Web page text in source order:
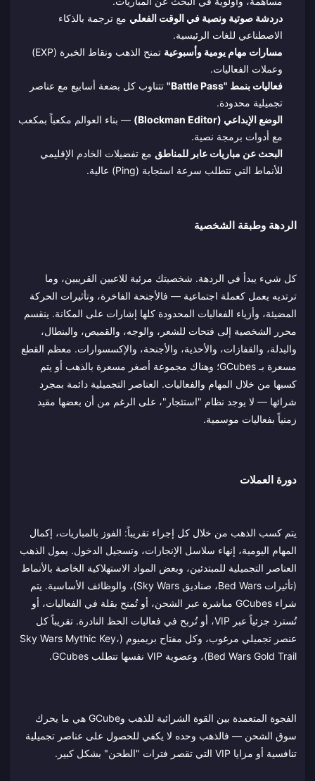
دردشة صوتية ونصية في الوقت الفعلي مع ترجمة بالذكاء
الاصطناعي للغات الرئيسية.
مسارات مهام يومية وأسبوعية
تمنح الذهب ونقاط الخبرة (EXP)
وعملات الفعاليات.
فعاليات بنمط "Battle Pass"
تتناوب كل بضعة أسابيع مع عناصر
تجميلية محدودة.
الوضع الإبداعي (Blockman Editor)
— بناء العوالم مكعباً بمكعب
مع أدوات برمجة نصية.
البحث عن مباريات عابر للمناطق مع تفضيلات الخادم الإقليمي
للأنماط التي تتطلب سرعة استجابة (Ping) عالية.
الردهة وطبقة الشخصية
كل شيء يبدأ في الردهة. شخصيتك مرئية للاعبين القريبين، وما
ترتديه يعمل كعملة اجتماعية — فالأجنحة الفاخرة، وتأثيرات الحركة
المضيئة، وأزياء الفعاليات المحدودة كلها إشارات على المكانة. ينقسم
محرر الشخصية إلى فتحات للشعر، والوجه، والقميص، والبنطال،
والبدلة، والقفازات، والأحذية، والأجنحة، والإكسسوارات. معظم القطع
مسعرة بـ GCubes؛ وهناك مجموعة أصغر مسعرة بالذهب أو يتم
كسبها من خلال المهام والفعاليات. العناصر التجميلية دائمة بمجرد
شرائها — لا يوجد نظام "استئجار"، على الرغم من أن بعضها مقيد
زمنياً بفعاليات موسمية.
دورة العملات
يتم كسب الذهب من خلال كل إجراء تقريباً: الفوز بالمباريات، إكمال
المهام اليومية، إنهاء سلاسل الإنجازات، وتسجيل الدخول. يمول الذهب
العناصر التجميلية للمبتدئين، وبعض المواد الاستهلاكية الخاصة بالأنماط
(تأثيرات Bed Wars، صناديق Sky Wars)، والوظائف الأساسية. يتم
شراء GCubes مباشرة عبر الشحن، أو تُمنح بقلة في الفعاليات، أو
تُسترد جزئياً عبر VIP، أو تُربح في فعاليات الحظ النادرة. تقريباً كل
عنصر تجميلي مرغوب، وكل مفتاح بريميوم (Sky Wars Mythic Key،
Bed Wars Gold Trail)، وعضوية VIP نفسها تتطلب GCubes.
الفجوة المتعمدة بين القوة الشرائية للذهب وGCube هي ما يحرك
سوق الشحن — فالذهب وحده لا يكفي للحصول على عناصر تجميلية
تنافسية أو مزايا VIP التي تقصر فترات "الطحن" بشكل كبير.